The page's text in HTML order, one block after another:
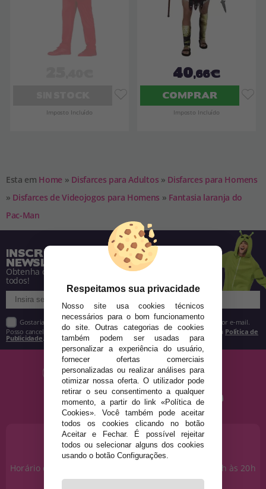
Imposto Incluído
40,66€
COMPRAR
Imposto Incluído
Esta em Home » Disfarces para Adultos » Disfarces para Homens
» Disfarces de Videojogos para Homens » Fantasia laranja do
Pac-Man
INSCREVA-SE NA NOSSA
NEWSLETTER
Obtenha descontos e saiba de tudo antes de
todos!
Gostaria de receber descontos exclusivos, novidades e tendências por e-mail.
Posso cancelar a inscrição a qualquer momento, conforme estipulado na Política de
Publicidade
PRECISA DE AJUDA?
915 793 695
Horário de segunda a sexta das 10h às 14h e das 17h às 20h
Respeitamos sua privacidade
Nosso site usa cookies técnicos
necessários para o bom funcionamento
do site. Outras categorias de cookies
também podem ser usadas para
personalizar a experiência do usuário,
fornecer ofertas comerciais
personalizadas ou realizar análises para
otimizar nossa oferta. O utilizador pode
retirar o seu consentimento a qualquer
momento, a partir do link «Política de
Cookies». Você também pode aceitar
todos os cookies clicando no botão
Aceitar e Fechar. É possível rejeitar
todos ou selecionar alguns dos cookies
usando o botão Configurações.